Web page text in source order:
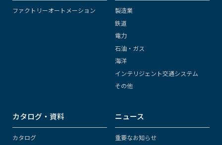
ファクトリーオートメーション
製造業
鉄道
電力
石油・ガス
海洋
インテリジェント交通システム
その他
カタログ・資料
カタログ
ニュース
重要なお知らせ